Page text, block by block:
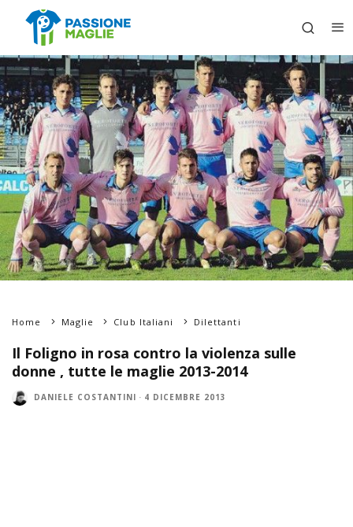
Home Maglie Club Italiani Dilettanti
Il Foligno in rosa contro la violenza sulle
donne , tutte le maglie 2013-2014
DANIELE COSTANTINI · 4 DICEMBRE 2013